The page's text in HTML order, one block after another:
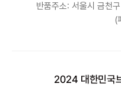
반품주소: 서울시 금천
(